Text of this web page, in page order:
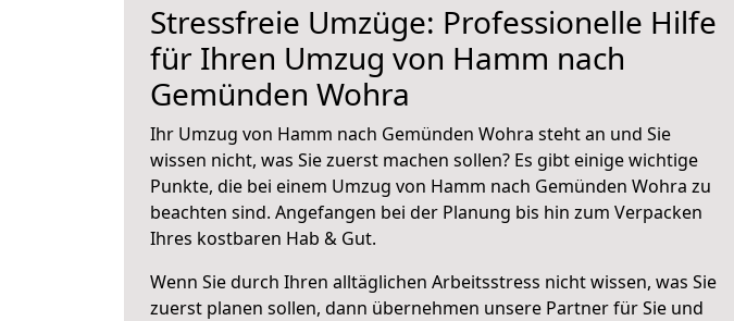
Stressfreie Umzüge: Professionelle Hilfe
für Ihren Umzug von Hamm nach
Gemünden Wohra
Ihr Umzug von Hamm nach Gemünden Wohra steht an und Sie
wissen nicht, was Sie zuerst machen sollen? Es gibt einige wichtige
Punkte, die bei einem Umzug von Hamm nach Gemünden Wohra zu
beachten sind. Angefangen bei der Planung bis hin zum Verpacken
Ihres kostbaren Hab & Gut.
Wenn Sie durch Ihren alltäglichen Arbeitsstress nicht wissen, was Sie
zuerst planen sollen, dann übernehmen unsere Partner für Sie und